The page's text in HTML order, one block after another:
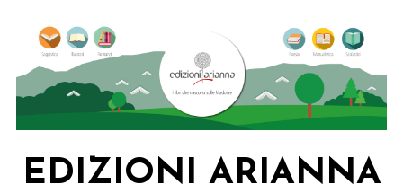
content
EDIZIONI ARIANNA